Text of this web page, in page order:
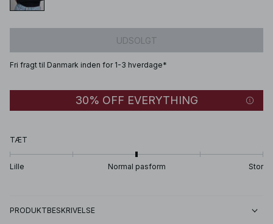
UDSOLGT
Fri fragt til Danmark inden for 1-3 hverdage*
30% OFF EVERYTHING
TÆT
Lille Normal pasform Stor
PRODUKTBESKRIVELSE